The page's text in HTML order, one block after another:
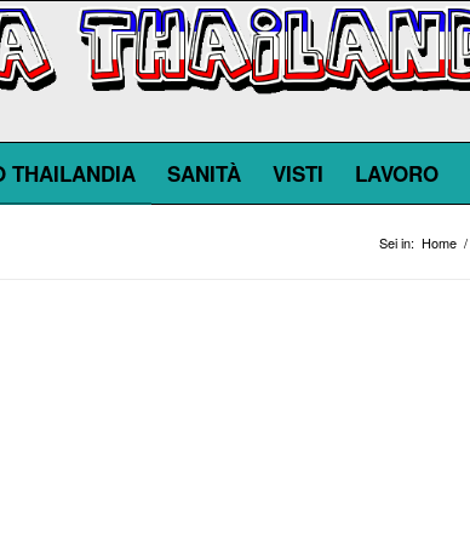
THAILANDIA SANITÀ VISTI LAVORO
Sei in: Home /